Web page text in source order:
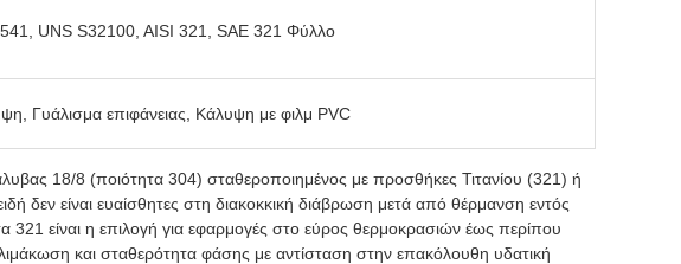
UNS S32100, AISI 321, SAE 321 Φύλλο
Γυάλισμα επιφάνειας, Κάλυψη με φιλμ PVC
18/8 (ποιότητα 304) σταθεροποιημένος με προσθήκες Τιτανίου (321) ή
δεν είναι ευαίσθητες στη διακοκκική διάβρωση μετά από θέρμανση εντός
είναι η επιλογή για εφαρμογές στο εύρος θερμοκρασιών έως περίπου
και σταθερότητα φάσης με αντίσταση στην επακόλουθη υδατική